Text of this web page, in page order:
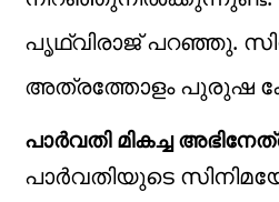
പൃഥ്വിരാജ് പറഞ്ഞു.
അത്രത്തോളം പുരുഷ
പാർവതി മികച്ച
പാർവതിയുടെ